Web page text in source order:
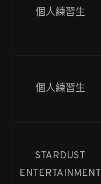
個人練習生
個人練習生
STARDUST
ENTERTAINMENT